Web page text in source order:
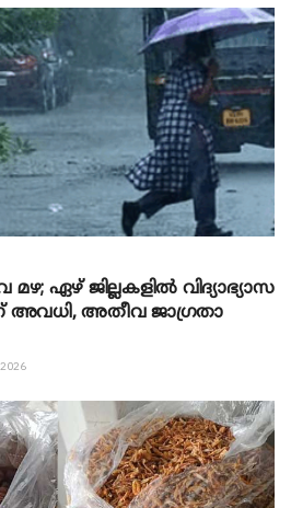
മഴ; ഏഴ് ജില്ലകളിൽ വിദ്യാഭ്യാസ
അവധി, അതീവ ജാ​ഗ്രതാ
2026